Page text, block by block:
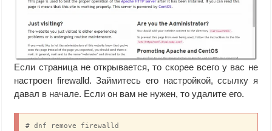
Если страница не открывается, то скорее всего у вас не
настроен firewalld. Займитесь его настройкой, ссылку я
давал в начале. Если он вам не нужен, то удалите его.
# dnf remove firewalld